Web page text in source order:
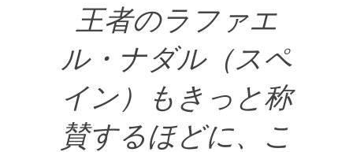
王者のラファエ
ル・ナダル（スペ
イン）もきっと称
賛するほどに、こ